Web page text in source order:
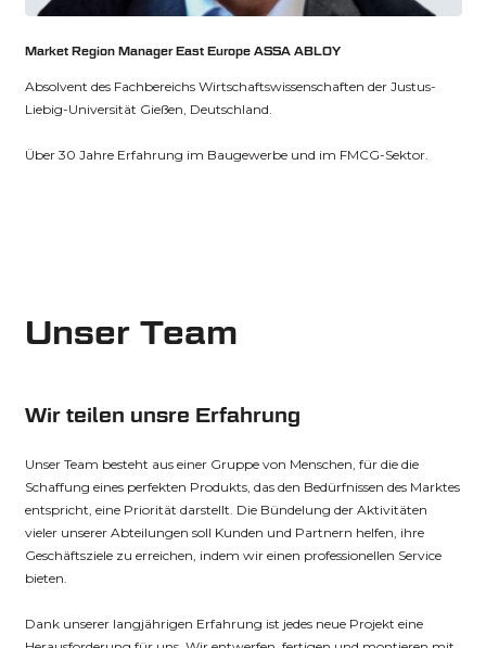
Market Region Manager East Europe ASSA ABLOY
Absolvent des Fachbereichs Wirtschaftswissenschaften der Justus-
Liebig-Universität Gießen, Deutschland.
Über 30 Jahre Erfahrung im Baugewerbe und im FMCG-Sektor.
Unser Team
Wir teilen unsre Erfahrung
Unser Team besteht aus einer Gruppe von Menschen, für die die
Schaffung eines perfekten Produkts, das den Bedürfnissen des Marktes
entspricht, eine Priorität darstellt. Die Bündelung der Aktivitäten
vieler unserer Abteilungen soll Kunden und Partnern helfen, ihre
Geschäftsziele zu erreichen, indem wir einen professionellen Service
bieten.
Dank unserer langjährigen Erfahrung ist jedes neue Projekt eine